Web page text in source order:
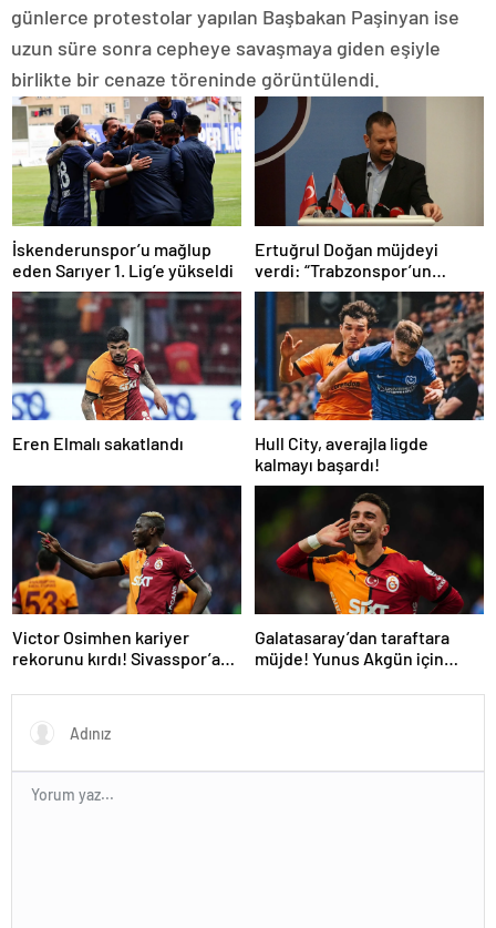
günlerce protestolar yapılan Başbakan Paşinyan ise
uzun süre sonra cepheye savaşmaya giden eşiyle
birlikte bir cenaze töreninde görüntülendi.
İskenderunspor’u mağlup
eden Sarıyer 1. Lig’e yükseldi
Ertuğrul Doğan müjdeyi
verdi: “Trabzonspor’un
tarihini toptan
değiştireceğine
inanıyorum…”
Eren Elmalı sakatlandı
Hull City, averajla ligde
kalmayı başardı!
Victor Osimhen kariyer
rekorunu kırdı! Sivasspor’a
Galatasaray’dan taraftara
müjde! Yunus Akgün için
maaşı…